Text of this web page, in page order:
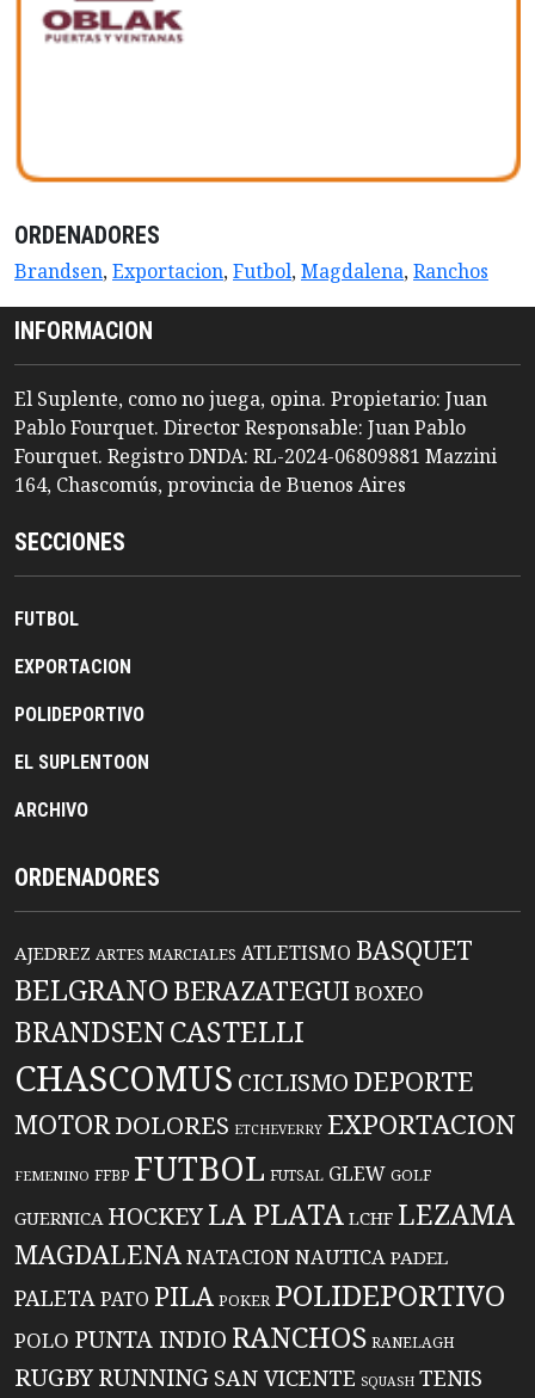
ORDENADORES
Brandsen,Exportacion,Futbol,Magdalena,Ranchos
INFORMACION
El Suplente, como no juega, opina. Propietario: Juan
Pablo Fourquet. Director Responsable: Juan Pablo
Fourquet. Registro DNDA: RL-2024-06809881 Mazzini
164, Chascomús, provincia de Buenos Aires
SECCIONES
FUTBOL
EXPORTACION
POLIDEPORTIVO
EL SUPLENTOON
ARCHIVO
ORDENADORES
AJEDREZ ARTES MARCIALES ATLETISMO BASQUET
BELGRANO BERAZATEGUIBOXEO
BRANDSENCASTELLI
CHASCOMUS CICLISMO DEPORTE
MOTORDOLORES ETCHEVERRY EXPORTACION
FEMENINO FFBP FUTBOL FUTSAL GLEW GOLF
GUERNICA HOCKEYLA PLATA LCHF LEZAMA
MAGDALENANATACIONNAUTICA PADEL
PALETAPATO PILA POKER POLIDEPORTIVO
POLO PUNTA INDIO RANCHOS RANELAGH
RUGBYRUNNING SAN VICENTE SQUASH TENIS